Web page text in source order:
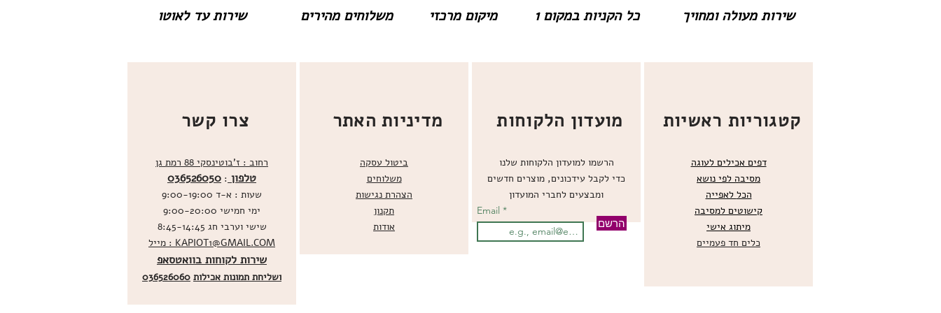
שירות עד לאוטו משלוחים מהירים מיקום מרכזי כל הקניות במקום 1 שירות מעולה ומחויך
צרו קשר
רחוב : ז'בוטינסקי 88 רמת גן
טלפון :
036526050
שעות : א-ד 9:00-19:00
ימי חמישי 9:00-20:00
שישי וערבי חג 8:45-14:45
מייל : KAPIOT1@GMAIL.COM
שירות לקוחות בוואטסאפ
ושליחת תמונות אכילות 036526060
מדיניות האתר
ביטול עסקה
משלוחים
הצהרת נגישות
תקנון
אודות
מועדון הלקוחות
הרשמו למועדון הלקוחות שלנו
כדי לקבל עידכונים, מוצרים חדשים
ומבצעים לחברי המועדון
קטגוריות ראשיות
דפים אכילים לעוגה
מסיבה לפי נושא
הכל לאפייה
קישוטים למסיבה
מיתוג אישי
כלים חד פעמיים
Email
הרשם